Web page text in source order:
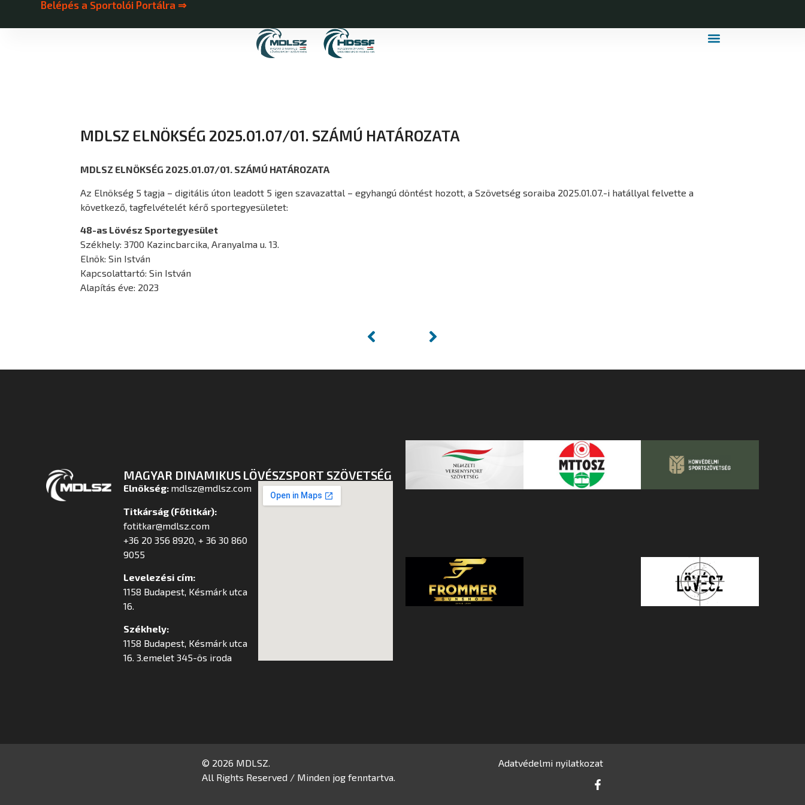
Belépés a Sportolói Portálra ⇒
MDLSZ ELNÖKSÉG 2025.01.07/01. SZÁMÚ HATÁROZATA
MDLSZ ELNÖKSÉG 2025.01.07/01. SZÁMÚ HATÁROZATA
Az Elnökség 5 tagja – digitális úton leadott 5 igen szavazattal – egyhangú döntést hozott, a Szövetség soraiba 2025.01.07.-i hatállyal felvette a
következő, tagfelvételét kérő sportegyesületet:
48-as Lövész Sportegyesület
Székhely: 3700 Kazincbarcika, Aranyalma u. 13.
Elnök: Sin István
Kapcsolattartó: Sin István
Alapítás éve: 2023
MAGYAR DINAMIKUS LÖVÉSZSPORT SZÖVETSÉG
Elnökség: mdlsz@mdlsz.com
Titkárság (Főtitkár):
fotitkar@mdlsz.com
+36 20 356 8920, + 36 30 860
9055
Levelezési cím:
1158 Budapest, Késmárk utca
16.
Székhely:
1158 Budapest, Késmárk utca
16. 3.emelet 345-ös iroda
© 2026 MDLSZ.
All Rights Reserved / Minden jog fenntartva.
Adatvédelmi nyilatkozat